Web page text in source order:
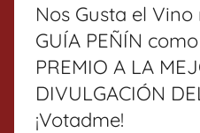
Nos Gusta el
GUÍA PEÑÍN
PREMIO A LA
DIVULGACIÓN
¡Votadme!